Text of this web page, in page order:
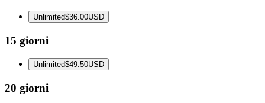
Unlimited$36.00USD
15 giorni
Unlimited$49.50USD
20 giorni